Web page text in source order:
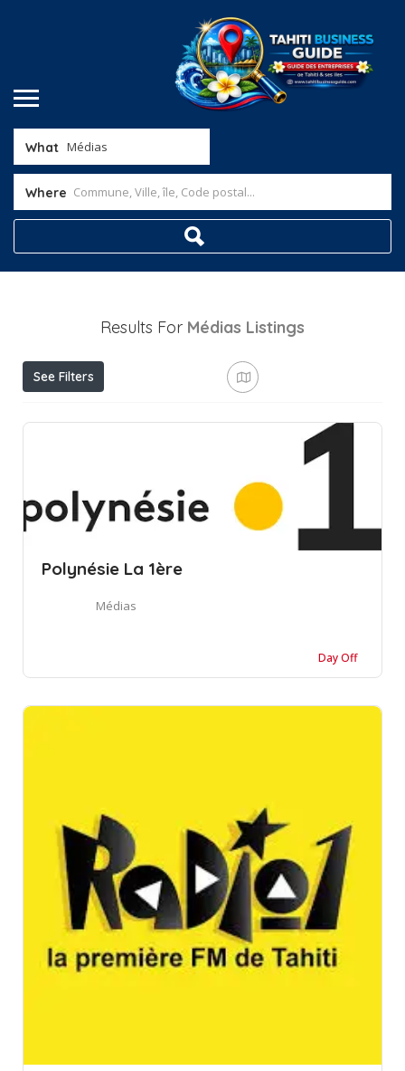
What
Where
Results For Médias Listings
See Filters
Polynésie La 1ère
Médias
Day Off